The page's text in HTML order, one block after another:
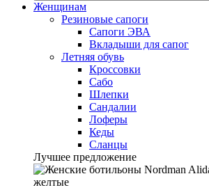
Женщинам
Резиновые сапоги
Cапоги ЭВА
Вкладыши для сапог
Летняя обувь
Кроссовки
Сабо
Шлепки
Сандалии
Лоферы
Кеды
Сланцы
Лучшее предложение